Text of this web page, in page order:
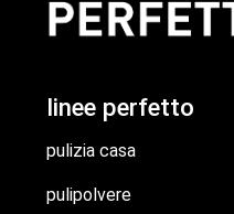
linee perfetto
pulizia casa
pulipolvere